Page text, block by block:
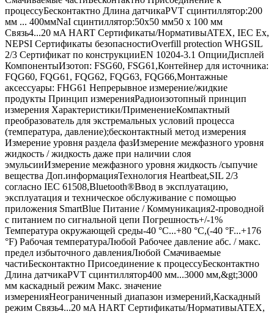
процессуБесконтактно Длина датчикаPVT сцинтиллятор:200
мм ... 400ммNaI сцинтиллятор:50x50 мм50 x 100 мм
Связь4...20 мA HART Сертификаты/НормативыATEX, IEC Ex,
NEPSI Сертификаты безопасностиOverfill protection WHGSIL
2/3 Сертификат по конструкцииEN 10204-3.1 ОпцииДисплей
КомпонентыИзотоп: FSG60, FSG61,Контейнер для источника:
FQG60, FQG61, FQG62, FQG63, FQG66,Монтажные
аксессуары: FHG61 Непрерывное измерение/жидкие
продукты Принцип измеренияРадиоизотопный принцип
измерения Характеристики/ПрименениеКомпактный
преобразователь для экстремальных условий процесса
(температура, давление);бесконтактный метод измерения
Измерение уровня раздела фазИзмерение межфазного уровня
жидкость / жидкость даже при наличии слоя
эмульсииИзмерение межфазного уровня жидкость /сыпучие
вещества Доп.информацияТехнология Heartbeat,SIL 2/3
согласно IEC 61508,Bluetooth®Ввод в эксплуатацию,
эксплуатация и техническое обслуживание с помощью
приложения SmartBlue Питание / Коммуникация2-проводной
с питанием по сигнальной цепи Погрешность+/-1%
Температура окружающей среды-40 °C...+80 °C,(-40 °F...+176
°F) Рабочая температураЛюбой Рабочее давление абс. / макс.
предел избыточного давленияЛюбой Смачиваемые
частиБесконтактно Присоединение к процессуБесконтактно
Длина датчикаPVT сцинтиллятор400 мм...3000 мм,&gt;3000
мм каскадный режим Макс. значение
измеренияНеограниченный диапазон измерений,Каскадный
режим Связь4...20 мA HART Сертификаты/НормативыATEX,